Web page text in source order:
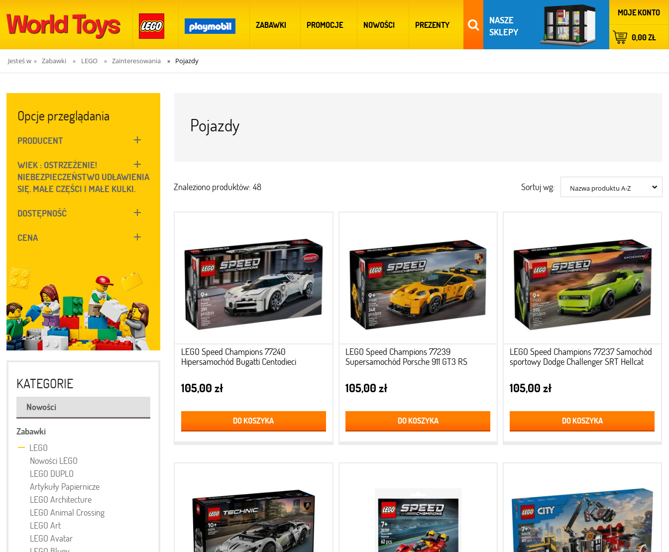
MOJE KONTO
0,00 ZŁ
NASZE
SKLEPY
ZABAWKI PROMOCJE NOWOŚCI PREZENTY
Jesteś w » Zabawki » LEGO » Zainteresowania » Pojazdy
Opcje przeglądania
PRODUCENT
WIEK : OSTRZEŻENIE!
NIEBEZPIECZEŃSTWO UDŁAWIENIA
SIĘ. MAŁE CZĘŚCI I MAŁE KULKI.
DOSTĘPNOŚĆ
CENA
KATEGORIE
Nowości
Zabawki
LEGO
Nowości LEGO
LEGO DUPLO
Artykuły Papiernicze
LEGO Architecture
LEGO Animal Crossing
LEGO Art
LEGO Avatar
Pojazdy
Znaleziono produktów: 48 Sortuj wg: Nazwa produktu A-Z
LEGO Speed Champions 77240
Hipersamochód Bugatti Centodieci
105,00 zł
DO KOSZYKA
LEGO Speed Champions 77239
Supersamochód Porsche 911 GT3 RS
105,00 zł
DO KOSZYKA
LEGO Speed Champions 77237 Samochód
sportowy Dodge Challenger SRT Hellcat
105,00 zł
DO KOSZYKA